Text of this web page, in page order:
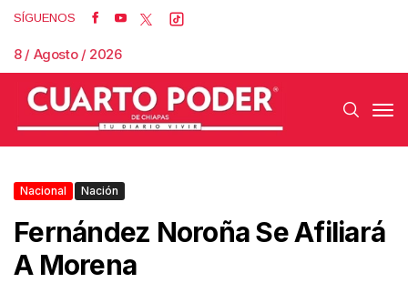
SÍGUENOS
8 / Agosto / 2026
Nacional Nación
Fernández Noroña Se Afiliará
A Morena